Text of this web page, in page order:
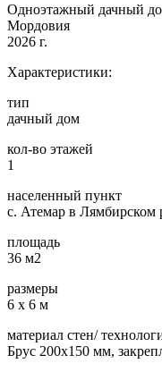
Одноэтажный дачный
Мордовия
2026 г.
Характеристики:
тип
дачный дом
кол-во этажей
1
населенный пункт
с. Атемар в Лямбирском
площадь
36 м2
размеры
6 х 6 м
материал стен/
Брус 200х150 мм,